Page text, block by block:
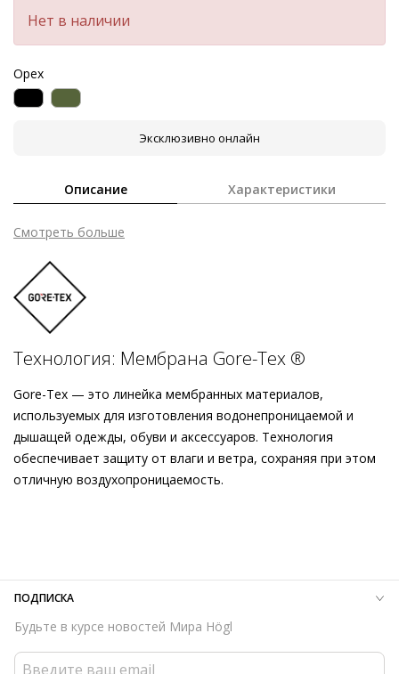
Нет в наличии
Орех
Эксклюзивно онлайн
Описание Характеристики
Смотреть больше
Технология: Мембрана Gore-Tex ®
Gore-Tex — это линейка мембранных материалов,
используемых для изготовления водонепроницаемой и
дышащей одежды, обуви и аксессуаров. Технология
обеспечивает защиту от влаги и ветра, сохраняя при этом
отличную воздухопроницаемость.
Материал подошвы Термопластичный полиуретан (TPU),
этиленвинилацетат (ЭВА), термопластичная резина (ТПР)
Температурный режим до -20°C
Высота каблука 55 мм
ПОДПИСКА
Будьте в курсе новостей Мира Högl